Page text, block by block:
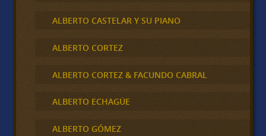
ALBERTO CASTELAR Y SU PIANO
ALBERTO CORTEZ
ALBERTO CORTEZ & FACUNDO CABRAL
ALBERTO ECHAGÜE
ALBERTO GÓMEZ